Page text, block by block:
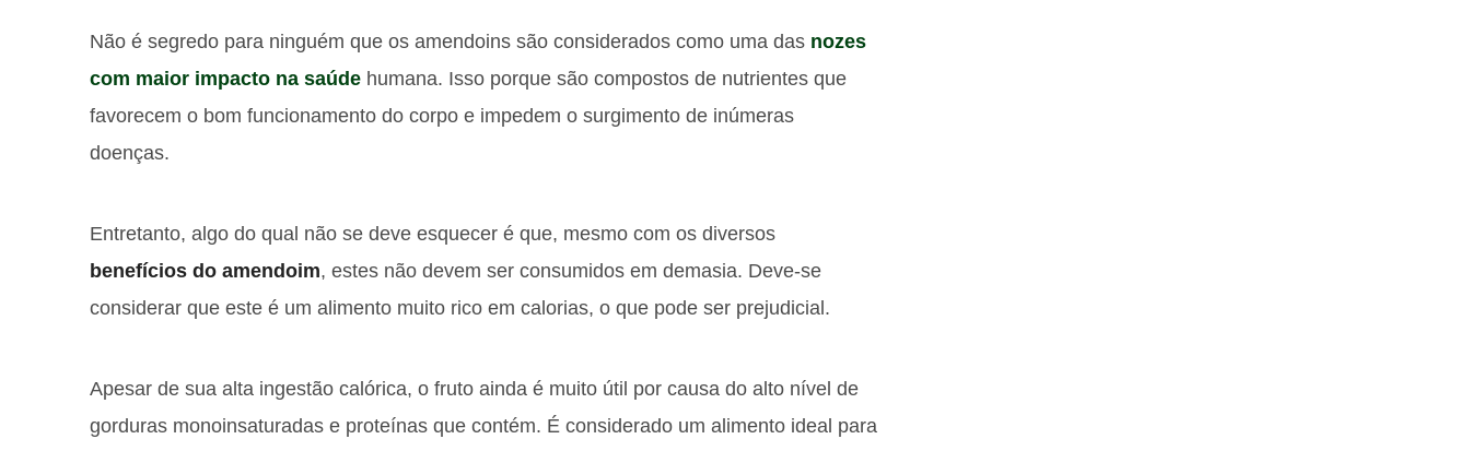
Não é segredo para ninguém que os amendoins são considerados como uma das nozes
com maior impacto na saúde humana. Isso porque são compostos de nutrientes que
favorecem o bom funcionamento do corpo e impedem o surgimento de inúmeras
doenças.
Entretanto, algo do qual não se deve esquecer é que, mesmo com os diversos
benefícios do amendoim, estes não devem ser consumidos em demasia. Deve-se
considerar que este é um alimento muito rico em calorias, o que pode ser prejudicial.
Apesar de sua alta ingestão calórica, o fruto ainda é muito útil por causa do alto nível de
gorduras monoinsaturadas e proteínas que contém. É considerado um alimento ideal para